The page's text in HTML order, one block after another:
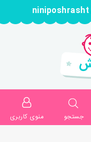
جستجو منوی کاربری